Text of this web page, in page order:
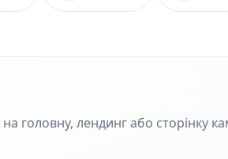
головну, лендинг або сторінку